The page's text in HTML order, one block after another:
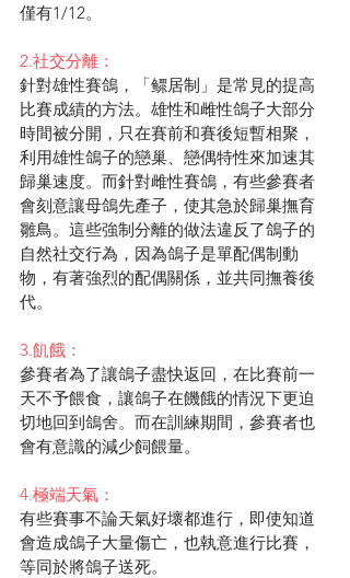
僅有1/12。
2.社交分離：
針對雄性賽鴿，「鳏居制」是常見的提高
比賽成績的方法。雄性和雌性鴿子大部分
時間被分開，只在賽前和賽後短暫相聚，
利用雄性鴿子的戀巢、戀偶特性來加速其
歸巢速度。而針對雌性賽鴿，有些參賽者
會刻意讓母鴿先產子，使其急於歸巢撫育
雛鳥。這些強制分離的做法違反了鴿子的
自然社交行為，因為鴿子是單配偶制動
物，有著強烈的配偶關係，並共同撫養後
代。
3.飢餓：
參賽者為了讓鴿子盡快返回，在比賽前一
天不予餵食，讓鴿子在饑餓的情況下更迫
切地回到鴿舍。而在訓練期間，參賽者也
會有意識的減少飼餵量。
4.極端天氣：
有些賽事不論天氣好壞都進行，即使知道
會造成鴿子大量傷亡，也執意進行比賽，
等同於將鴿子送死。